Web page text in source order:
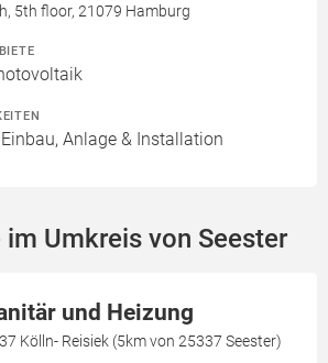
5th floor, 21079 Hamburg
Anlage & Installation
Umkreis von Seester
und Heizung
Kölln- Reisiek (5km von 25337 Seester)